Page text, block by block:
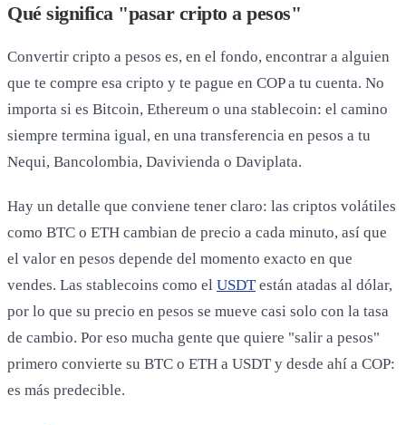
Qué significa "pasar cripto a pesos"
Convertir cripto a pesos es, en el fondo, encontrar a alguien
que te compre esa cripto y te pague en COP a tu cuenta. No
importa si es Bitcoin, Ethereum o una stablecoin: el camino
siempre termina igual, en una transferencia en pesos a tu
Nequi, Bancolombia, Davivienda o Daviplata.
Hay un detalle que conviene tener claro: las criptos volátiles
como BTC o ETH cambian de precio a cada minuto, así que
el valor en pesos depende del momento exacto en que
vendes. Las stablecoins como el USDTestán atadas al dólar,
por lo que su precio en pesos se mueve casi solo con la tasa
de cambio. Por eso mucha gente que quiere "salir a pesos"
primero convierte su BTC o ETH a USDT y desde ahí a COP:
es más predecible.